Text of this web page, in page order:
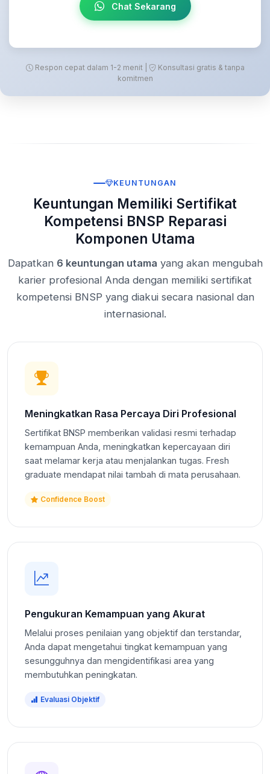
Chat Sekarang
Respon cepat dalam 1-2 menit |
Konsultasi gratis & tanpa
komitmen
KEUNTUNGAN
Keuntungan Memiliki Sertifikat
Kompetensi BNSP Reparasi
Komponen Utama
Dapatkan 6 keuntungan utama yang akan mengubah
karier profesional Anda dengan memiliki sertifikat
kompetensi BNSP yang diakui secara nasional dan
internasional.
Meningkatkan Rasa Percaya Diri Profesional
Sertifikat BNSP memberikan validasi resmi terhadap
kemampuan Anda, meningkatkan kepercayaan diri
saat melamar kerja atau menjalankan tugas. Fresh
graduate mendapat nilai tambah di mata perusahaan.
Confidence Boost
Pengukuran Kemampuan yang Akurat
Melalui proses penilaian yang objektif dan terstandar,
Anda dapat mengetahui tingkat kemampuan yang
sesungguhnya dan mengidentifikasi area yang
membutuhkan peningkatan.
Evaluasi Objektif